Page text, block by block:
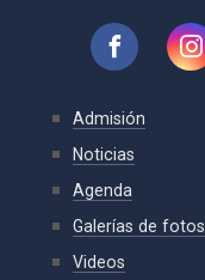
Admisión
Noticias
Agenda
Galerías de fotos
Videos